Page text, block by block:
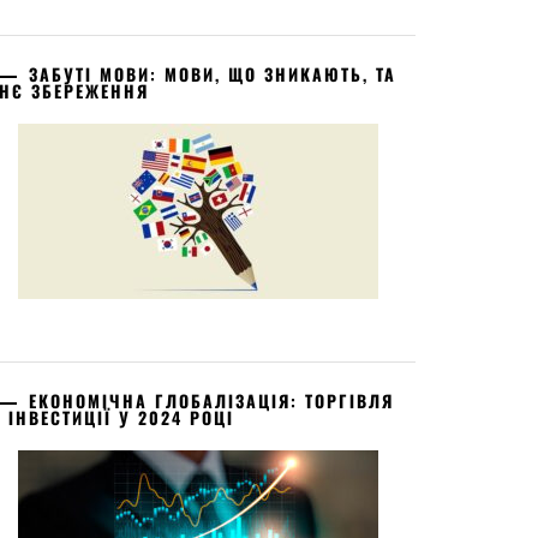
ЗАБУТІ МОВИ: МОВИ, ЩО ЗНИКАЮТЬ, ТА
ЗБЕРЕЖЕННЯ
ЕКОНОМІЧНА ГЛОБАЛІЗАЦІЯ: ТОРГІВЛЯ
ІНВЕСТИЦІЇ У 2024 РОЦІ